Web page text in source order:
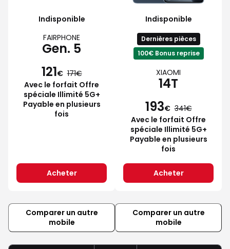
Indisponible
FAIRPHONE
Gen. 5
121€ 171
Avec le forfait Offre
spéciale Illimité 5G+
Payable en plusieurs
fois
Acheter
Indisponible
Dernières pièces
100€ Bonus reprise
XIAOMI
14T
193€ 341
Avec le forfait Offre
spéciale Illimité 5G+
Payable en plusieurs
fois
Acheter
Comparer un autre
mobile
Comparer un autre
mobile